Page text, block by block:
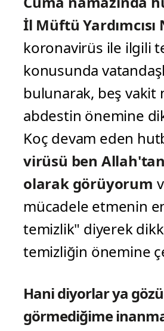
İl Müftü
koronavirüs ile ilgili
konusunda
bulunarak, beş vakit
abdestin önemine
Koç devam eden
virüsü ben
olarak görüyorum
mücadele etmenin
temizlik" diyerek
temizliğin önemine
Hani diyorlar ya
görmediğime